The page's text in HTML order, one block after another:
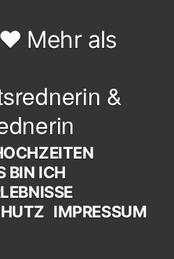
Mehr als
&
BIN ICH
IMPRESSUM